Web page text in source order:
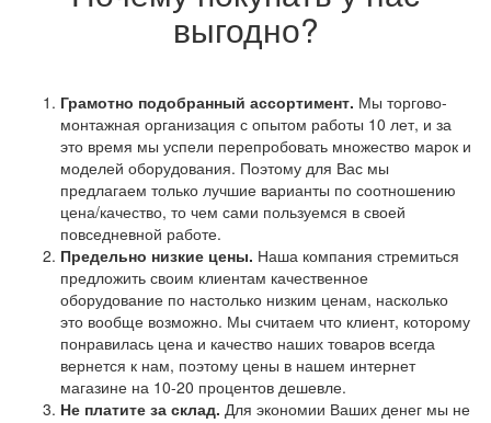
выгодно?
Грамотно подобранный ассортимент. Мы торгово-
монтажная организация с опытом работы 10 лет, и за
это время мы успели перепробовать множество марок и
моделей оборудования. Поэтому для Вас мы
предлагаем только лучшие варианты по соотношению
цена/качество, то чем сами пользуемся в своей
повседневной работе.
Предельно низкие цены. Наша компания стремиться
предложить своим клиентам качественное
оборудование по настолько низким ценам, насколько
это вообще возможно. Мы считаем что клиент, которому
понравилась цена и качество наших товаров всегда
вернется к нам, поэтому цены в нашем интернет
магазине на 10-20 процентов дешевле.
Не платите за склад. Для экономии Ваших денег мы не